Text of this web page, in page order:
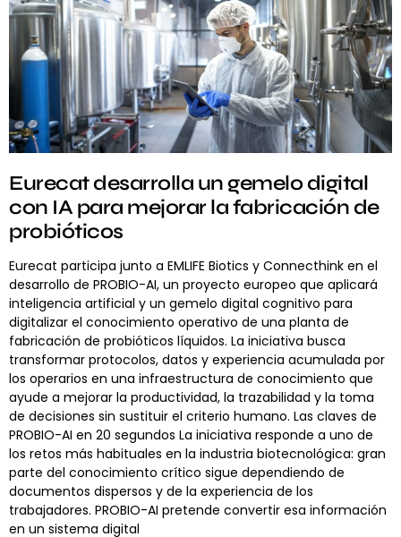
Eurecat desarrolla un gemelo digital
con IA para mejorar la fabricación de
probióticos
Eurecat participa junto a EMLIFE Biotics y Connecthink en el
desarrollo de PROBIO-AI, un proyecto europeo que aplicará
inteligencia artificial y un gemelo digital cognitivo para
digitalizar el conocimiento operativo de una planta de
fabricación de probióticos líquidos. La iniciativa busca
transformar protocolos, datos y experiencia acumulada por
los operarios en una infraestructura de conocimiento que
ayude a mejorar la productividad, la trazabilidad y la toma
de decisiones sin sustituir el criterio humano. Las claves de
PROBIO-AI en 20 segundos La iniciativa responde a uno de
los retos más habituales en la industria biotecnológica: gran
parte del conocimiento crítico sigue dependiendo de
documentos dispersos y de la experiencia de los
trabajadores. PROBIO-AI pretende convertir esa información
en un sistema digital